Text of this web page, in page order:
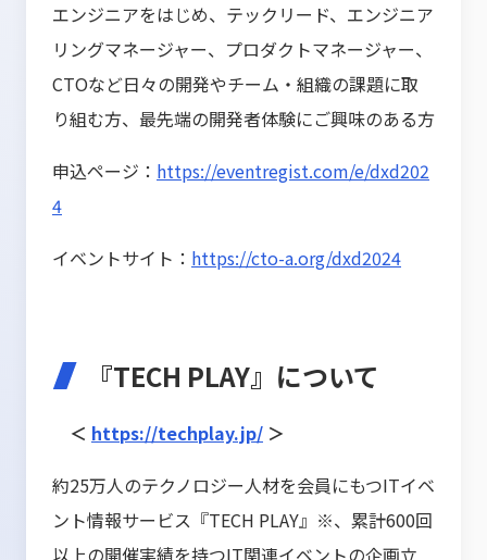
エンジニアをはじめ、テックリード、エンジニア
リングマネージャー、プロダクトマネージャー、
CTOなど日々の開発やチーム・組織の課題に取
り組む方、最先端の開発者体験にご興味のある方
申込ページ： https://eventregist.com/e/dxd202
4
イベントサイト： https://cto-a.org/dxd2024
『TECH PLAY』について
＜ https://techplay.jp/ ＞
約25万人のテクノロジー人材を会員にもつITイベ
ント情報サービス『TECH PLAY』※、累計600回
以上の開催実績を持つIT関連イベントの企画立